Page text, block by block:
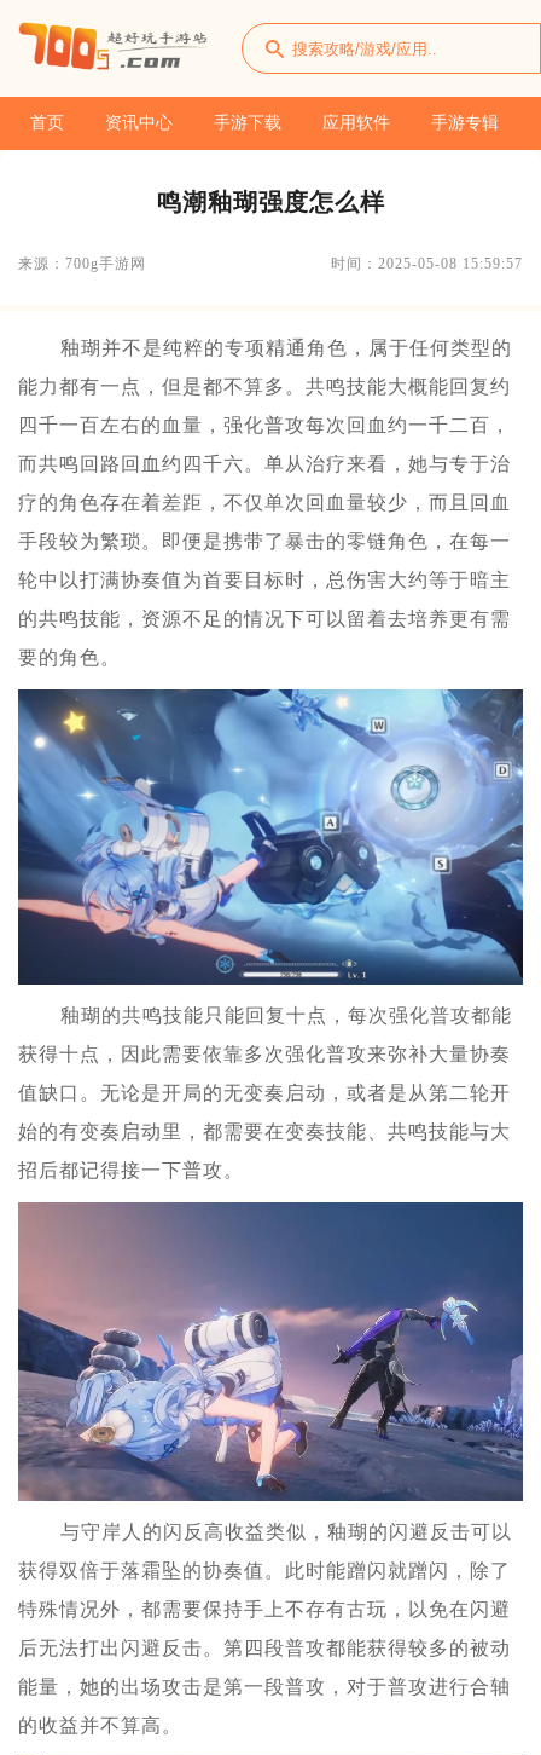
首页 资讯中心 手游下载 应用软件 手游专辑
鸣潮釉瑚强度怎么样
来源：700g手游网 时间：2025-05-08 15:59:57
釉瑚并不是纯粹的专项精通角色，属于任何类型的
能力都有一点，但是都不算多。共鸣技能大概能回复约
四千一百左右的血量，强化普攻每次回血约一千二百，
而共鸣回路回血约四千六。单从治疗来看，她与专于治
疗的角色存在着差距，不仅单次回血量较少，而且回血
手段较为繁琐。即便是携带了暴击的零链角色，在每一
轮中以打满协奏值为首要目标时，总伤害大约等于暗主
的共鸣技能，资源不足的情况下可以留着去培养更有需
要的角色。
釉瑚的共鸣技能只能回复十点，每次强化普攻都能
获得十点，因此需要依靠多次强化普攻来弥补大量协奏
值缺口。无论是开局的无变奏启动，或者是从第二轮开
始的有变奏启动里，都需要在变奏技能、共鸣技能与大
招后都记得接一下普攻。
与守岸人的闪反高收益类似，釉瑚的闪避反击可以
获得双倍于落霜坠的协奏值。此时能蹭闪就蹭闪，除了
特殊情况外，都需要保持手上不存有古玩，以免在闪避
后无法打出闪避反击。第四段普攻都能获得较多的被动
能量，她的出场攻击是第一段普攻，对于普攻进行合轴
的收益并不算高。